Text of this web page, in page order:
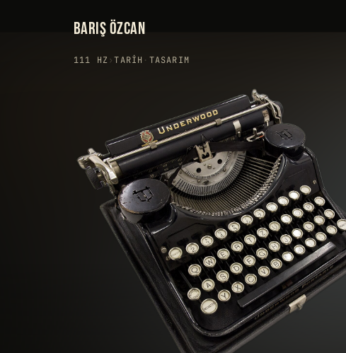
BARIŞ ÖZCAN
111 HZ›TARIH · TASARIM